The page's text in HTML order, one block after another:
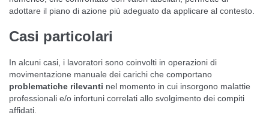
adottare il piano di azione più adeguato da applicare al contesto.
Casi particolari
In alcuni casi, i lavoratori sono coinvolti in operazioni di
movimentazione manuale dei carichi che comportano
problematiche rilevanti nel momento in cui insorgono malattie
professionali e/o infortuni correlati allo svolgimento dei compiti
affidati.